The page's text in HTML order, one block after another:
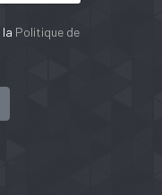
la Politique de